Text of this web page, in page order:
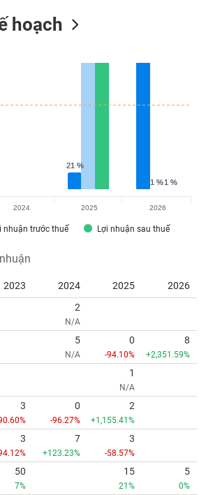
hoạch
21 %
21 %
1 %
1 %1 %
1 %
nhuận trước thuế Lợi nhuận sau thuế
2024 2025 2026
2023 2024 2025
2026
2
N/A
5
N/A
0
-94.10%
8
+2,351.59%
1
N/A
3 0
-96.27%
2
+1,155.41%
3 7
+123.23%
3
-58.57%
50
7%
15
21%
5
0%